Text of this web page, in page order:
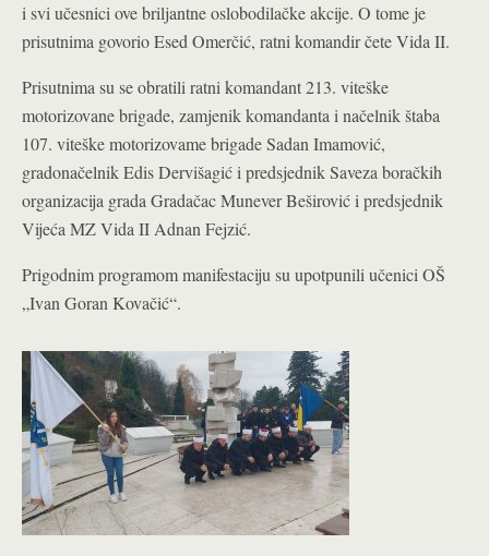
i svi učesnici ove briljantne oslobodilačke akcije. O tome je
prisutnima govorio Esed Omerčić, ratni komandir čete Vida II.
Prisutnima su se obratili ratni komandant 213. viteške
motorizovane brigade, zamjenik komandanta i načelnik štaba
107. viteške motorizovame brigade Sadan Imamović,
gradonačelnik Edis Dervišagić i predsjednik Saveza boračkih
organizacija grada Gradačac Munever Beširović i predsjednik
Vijeća MZ Vida II Adnan Fejzić.
Prigodnim programom manifestaciju su upotpunili učenici OŠ
„Ivan Goran Kovačić“.